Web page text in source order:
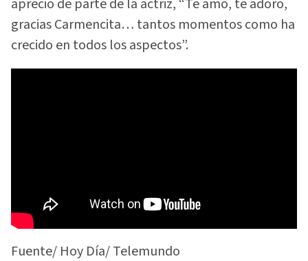
aprecio de parte de la actriz, “Te amo, te adoro,
gracias Carmencita… tantos momentos como ha
crecido en todos los aspectos”.
Fuente/ Hoy Día/ Telemundo